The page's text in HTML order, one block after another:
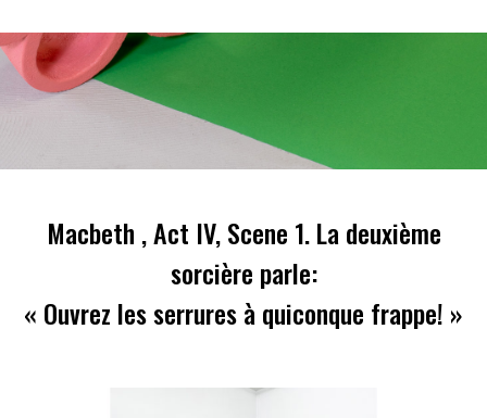
Macbeth , Act IV, Scene 1. La deuxième
sorcière parle:
« Ouvrez les serrures à quiconque frappe! »